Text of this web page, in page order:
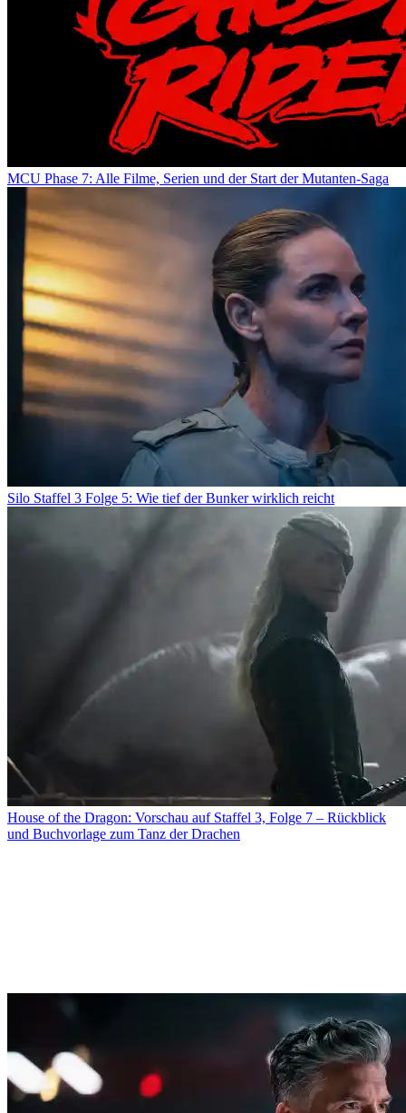
MCU Phase 7: Alle Filme, Serien und der Start der Mutanten-Saga
Silo Staffel 3 Folge 5: Wie tief der Bunker wirklich reicht
House of the Dragon: Vorschau auf Staffel 3, Folge 7 – Rückblick
und Buchvorlage zum Tanz der Drachen